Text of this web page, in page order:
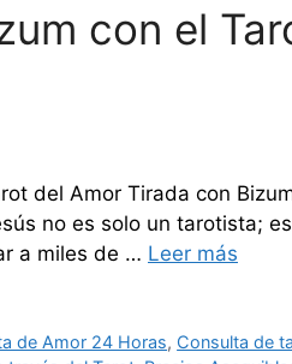
con el
del Amor Tirada con
no es solo un tarotista;
a miles de … Leer más
de Amor 24 Horas, Consulta de